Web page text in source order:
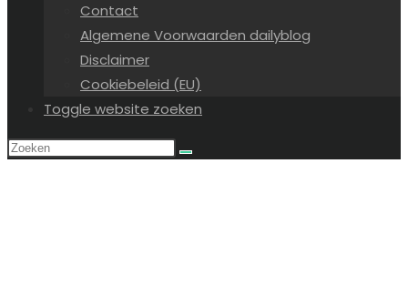
Contact
Algemene Voorwaarden dailyblog
Disclaimer
Cookiebeleid (EU)
Toggle website zoeken